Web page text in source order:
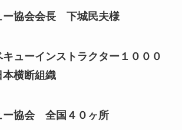
ー協会会長下城民夫様
ューインストラクター１０００
本横断組織
ー協会 全国４０ヶ所